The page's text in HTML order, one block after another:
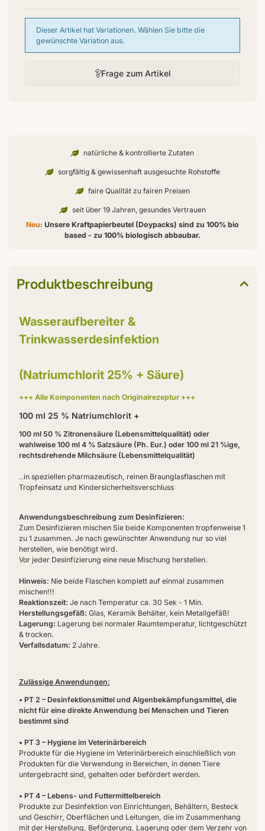
Frage zum Artikel
x
Dieser Artikel hat Variationen. Wählen Sie bitte die
gewünschte Variation aus.
natürliche & kontrollierte Zutaten
sorgfältig & gewissenhaft ausgesuchte Rohstoffe
faire Qualität zu fairen Preisen
seit über 19 Jahren, gesundes Vertrauen
Neu: Unsere Kraftpapierbeutel (Doypacks) sind zu 100% bio
based - zu 100% biologisch abbaubar.
Produktbeschreibung
Wasseraufbereiter &
Trinkwasserdesinfektion
(Natriumchlorit 25% + Säure)
+++ Alle Komponenten nach Originalrezeptur +++
100 ml 25 % Natriumchlorit +
100 ml 50 % Zitronensäure (Lebensmittelqualität) oder
wahlweise 100 ml 4 % Salzsäure (Ph. Eur.) oder 100 ml 21 %ige,
rechtsdrehende Milchsäure (Lebensmittelqualität)
..in speziellen pharmazeutisch, reinen Braunglasflaschen mit
Tropfeinsatz und Kindersicherheitsverschluss
Anwendungsbeschreibung zum Desinfizieren:
Zum Desinfizieren mischen Sie beide Komponenten tropfenweise 1
zu 1 zusammen. Je nach gewünschter Anwendung nur so viel
herstellen, wie benötigt wird.
Vor jeder Desinfizierung eine neue Mischung herstellen.
Hinweis: Nie beide Flaschen komplett auf einmal zusammen
mischen!!!
Reaktionszeit: Je nach Temperatur ca. 30 Sek - 1 Min.
Herstellungsgefäß: Glas, Keramik Behälter, kein Metallgefäß!
Lagerung: Lagerung bei normaler Raumtemperatur, lichtgeschützt
& trocken.
Verfallsdatum: 2 Jahre.
Zulässige Anwendungen:
• PT 2 – Desinfektionsmittel und Algenbekämpfungsmittel, die
nicht für eine direkte Anwendung bei Menschen und Tieren
bestimmt sind
• PT 3 – Hygiene im Veterinärbereich
Produkte für die Hygiene im Veterinärbereich einschließlich von
Produkten für die Verwendung in Bereichen, in denen Tiere
untergebracht sind, gehalten oder befördert werden.
• PT 4 – Lebens- und Futtermittelbereich
Produkte zur Desinfektion von Einrichtungen, Behältern, Besteck
und Geschirr, Oberflächen und Leitungen, die im Zusammenhang
mit der Herstellung, Beförderung, Lagerung oder dem Verzehr von